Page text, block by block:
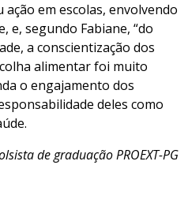
em escolas, envolvendo
e, segundo Fabiane, “do
a conscientização dos
alimentar foi muito
o engajamento dos
deles como
de graduação PROEXT-PG